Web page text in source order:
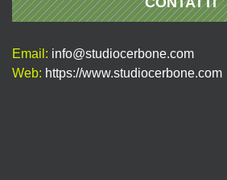
Email: info@studiocerbone.com
Web: https://www.studiocerbone.com